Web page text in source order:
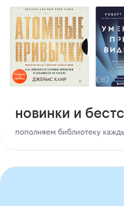
новинки и
пополняем библиотеку